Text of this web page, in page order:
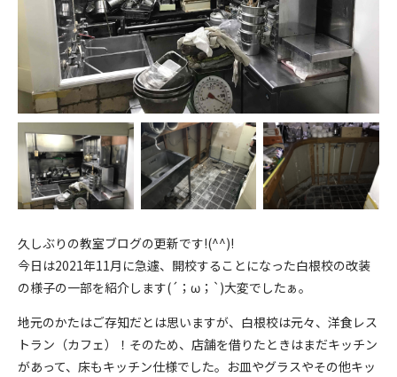
久しぶりの教室ブログの更新です!(^^)!
今日は2021年11月に急遽、開校することになった白根校の改装
の様子の一部を紹介します(´；ω；`)大変でしたぁ。
地元のかたはご存知だとは思いますが、白根校は元々、洋食レス
トラン（カフェ）！そのため、店舗を借りたときはまだキッチン
があって、床もキッチン仕様でした。お皿やグラスやその他キッ